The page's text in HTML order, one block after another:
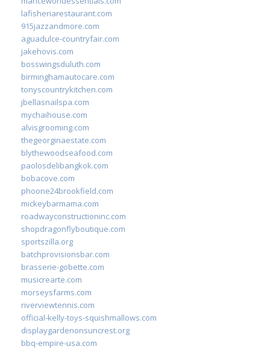
lafisheriarestaurant.com
915jazzandmore.com
aguadulce-countryfair.com
jakehovis.com
bosswingsduluth.com
birminghamautocare.com
tonyscountrykitchen.com
jbellasnailspa.com
mychaihouse.com
alvisgrooming.com
thegeorginaestate.com
blythewoodseafood.com
paolosdelibangkok.com
bobacove.com
phoone24brookfield.com
mickeybarmama.com
roadwayconstructioninc.com
shopdragonflyboutique.com
sportszilla.org
batchprovisionsbar.com
brasserie-gobette.com
musicrearte.com
morseysfarms.com
riverviewtennis.com
official-kelly-toys-squishmallows.com
displaygardenonsuncrest.org
bbq-empire-usa.com